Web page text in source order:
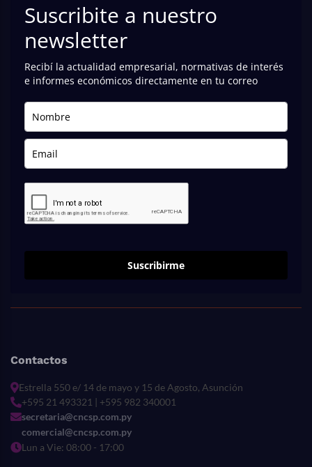
Suscribite a nuestro
newsletter
Recibí la actualidad empresarial, normativas de interés
e informes económicos directamente en tu correo
Suscribirme
Contactos
Estrella 550 e/ 14 de mayo y 15 de Agosto, Asunción
+595 21 493321 | +595 982 340001
secretaria@cncsp.com.py
comercial@cncsp.com.py
Lun a Vie: 08:00 - 17:00